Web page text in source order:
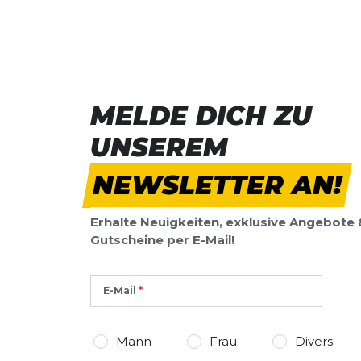
Vorname
Überschrift
Überschrift
Rezension
Rezension
MELDE DICH ZU
UNSEREM
NEWSLETTER AN!
Erhalte Neuigkeiten, exklusive Angebote
Gutscheine per E-Mail!
E-Mail
Mann Frau Divers